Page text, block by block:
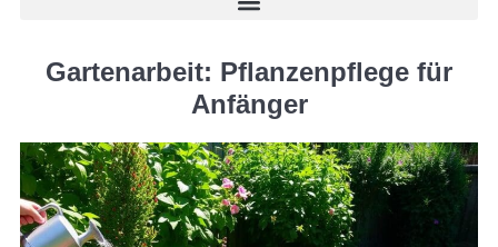
Gartenarbeit: Pflanzenpflege für
Anfänger